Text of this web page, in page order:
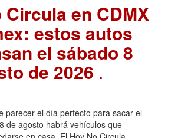
Circula en CDMX
estos autos
el sábado 8
de 2026 .
parecer el día perfecto para sacar el
de agosto habrá vehículos que